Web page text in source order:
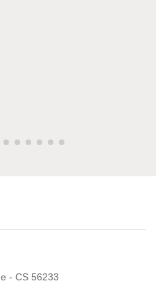
- CS 56233